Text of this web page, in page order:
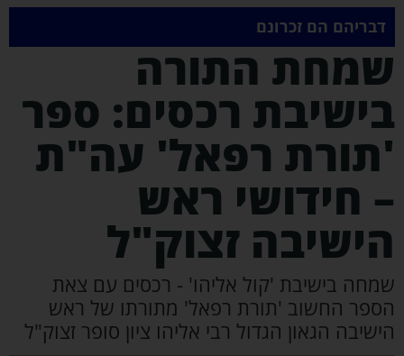
דבריהם הם זכרונם
התורה
רכסים: ספר
רפאל' עה"ת
חידושי ראש
זצוק"ל
בישיבת 'קול אליהו' - רכסים עם צאת
החשוב 'תורת רפאל' מתורתו של ראש
הגאון הגדול רבי אליהו ציון סופר זצוק"ל